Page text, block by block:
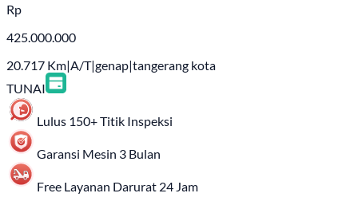
Rp
425.000.000
20.717 Km|A/T|genap|tangerang kota
TUNAI
Lulus 150+ Titik Inspeksi
Garansi Mesin 3 Bulan
Free Layanan Darurat 24 Jam